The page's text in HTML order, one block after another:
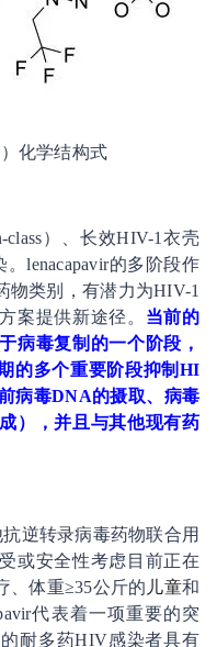
）化学结构式
class）、长效HIV-1衣壳
lenacapavir的多阶段作
物类别，有潜力为HIV-1
案提供新途径。 当前的
病毒复制的一个阶段，
的多个重要阶段抑制HI
病毒DNA的摄取、病毒
），并且与其他现有药
逆转录病毒药物联合用
或安全性考虑目前正在
、体重≥35公斤的 儿童和
代表着一项重要的突
耐多药HIV感染者具有